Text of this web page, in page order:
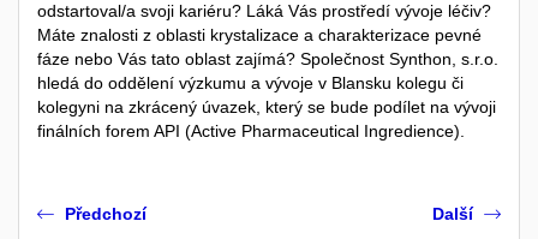
odstartoval/a svoji kariéru? Láká Vás prostředí vývoje léčiv?
Máte znalosti z oblasti krystalizace a charakterizace pevné
fáze nebo Vás tato oblast zajímá? Společnost Synthon, s.r.o.
hledá do oddělení výzkumu a vývoje v Blansku kolegu či
kolegyni na zkrácený úvazek, který se bude podílet na vývoji
finálních forem API (Active Pharmaceutical Ingredience).
Předchozí Další